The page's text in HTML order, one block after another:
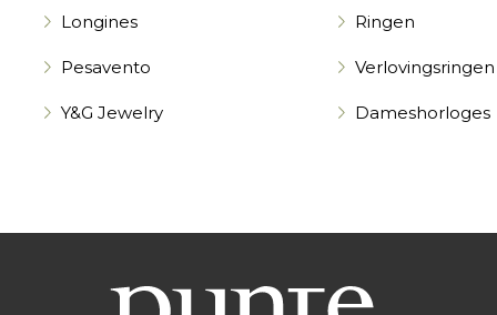
Longines
Pesavento
Y&G Jewelry
Ringen
Verlovingsringen
Dameshorloges